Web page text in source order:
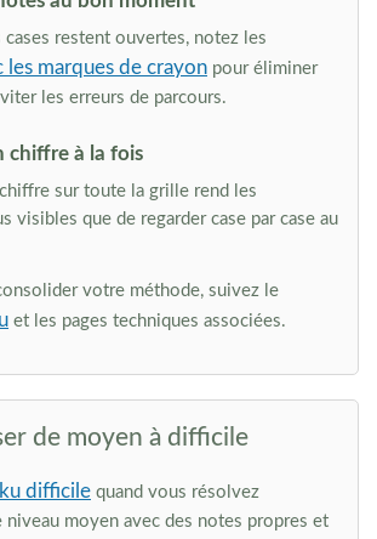
cases restent ouvertes, notez les
les marques de crayon pour éliminer
les erreurs de parcours.
chiffre à la fois
sur toute la grille rend les
visibles que de regarder case par case au
votre méthode, suivez le
et les pages techniques associées.
de moyen à difficile
difficile quand vous résolvez
niveau moyen avec des notes propres et